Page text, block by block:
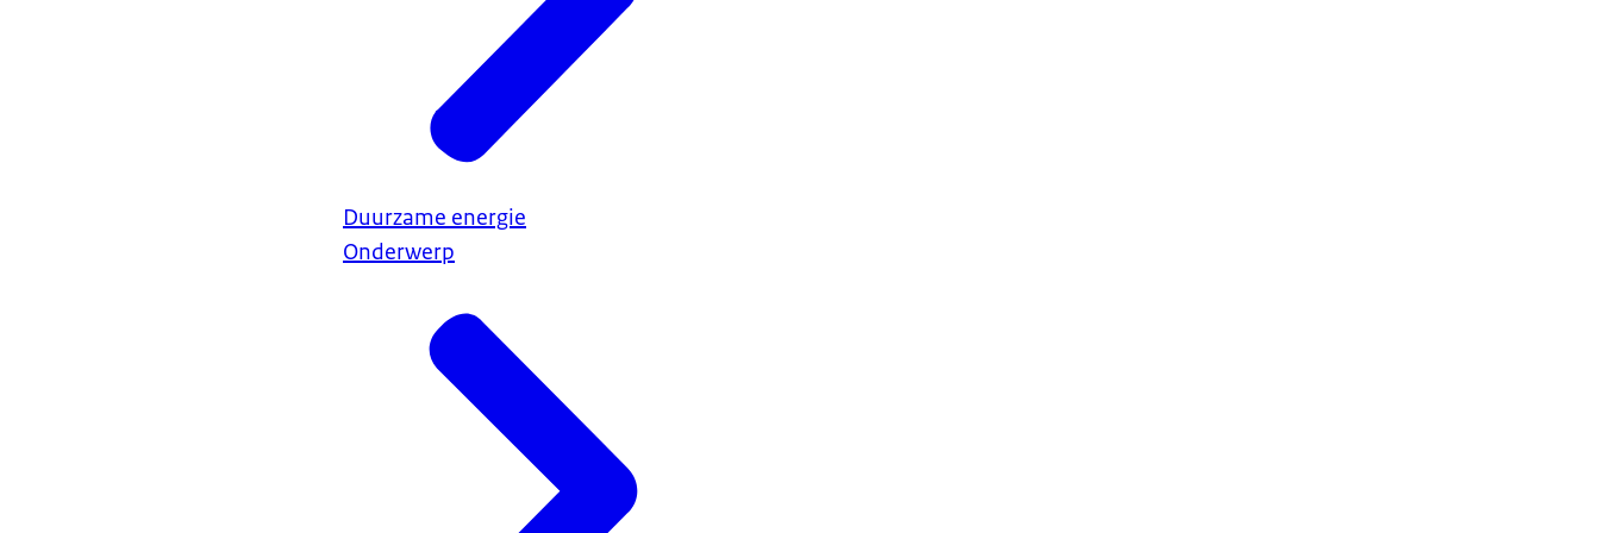
Duurzame energie
Onderwerp